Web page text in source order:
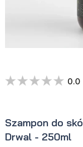
Szampon do
Drwal - 250ml
0.0